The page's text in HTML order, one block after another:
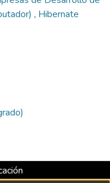
, Hibernate